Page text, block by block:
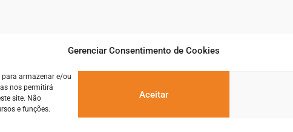
Gerenciar Consentimento de Cookies
para armazenar e/ou
nos permitirá
site. Não
e funções.
Aceitar